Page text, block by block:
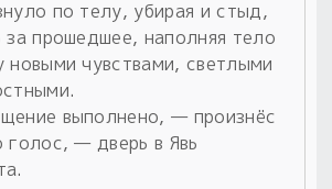
по телу, убирая и стыд,
за прошедшее, наполняя тело
новыми чувствами, светлыми
выполнено, — произнёс
голос, — дверь в Явь